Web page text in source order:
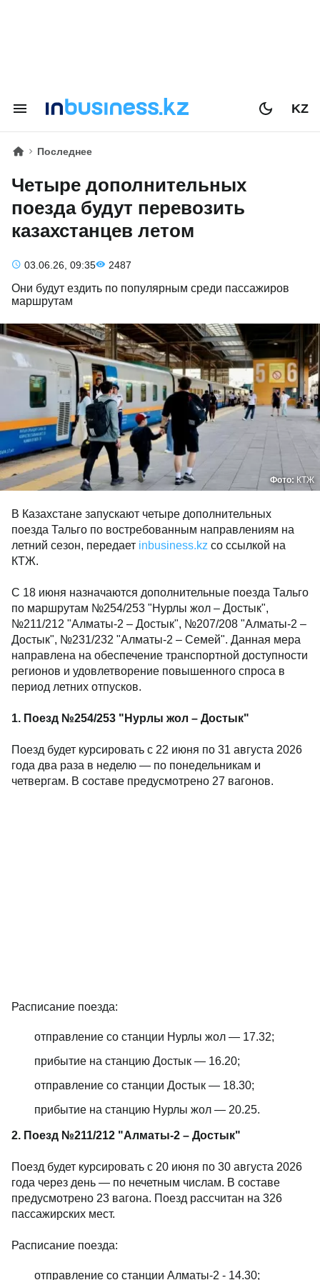
KZ
Последнее
Четыре дополнительных
поезда будут перевозить
казахстанцев летом
03.06.26, 09:35 2487
Они будут ездить по популярным среди пассажиров
маршрутам
Фото: КТЖ
В Казахстане запускают четыре дополнительных
поезда Тальго по востребованным направлениям на
летний сезон, передает inbusiness.kz со ссылкой на
КТЖ.
С 18 июня назначаются дополнительные поезда Тальго
по маршрутам №254/253 "Нурлы жол – Достык",
№211/212 "Алматы-2 – Достык", №207/208 "Алматы-2 –
Достык", №231/232 "Алматы-2 – Семей". Данная мера
направлена на обеспечение транспортной доступности
регионов и удовлетворение повышенного спроса в
период летних отпусков.
1. Поезд №254/253 "Нурлы жол – Достык"
Поезд будет курсировать с 22 июня по 31 августа 2026
года два раза в неделю — по понедельникам и
четвергам. В составе предусмотрено 27 вагонов.
Расписание поезда:
отправление со станции Нурлы жол — 17.32;
прибытие на станцию Достык — 16.20;
отправление со станции Достык — 18.30;
прибытие на станцию Нурлы жол — 20.25.
2. Поезд №211/212 "Алматы-2 – Достык"
Поезд будет курсировать с 20 июня по 30 августа 2026
года через день — по нечетным числам. В составе
предусмотрено 23 вагона. Поезд рассчитан на 326
пассажирских мест.
Расписание поезда:
отправление со станции Алматы-2 - 14.30;